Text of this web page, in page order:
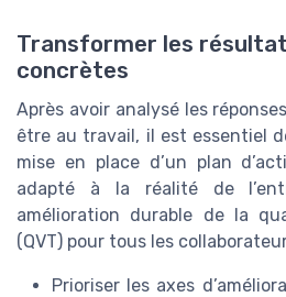
Transformer les
concrètes
Après avoir analysé les
être au travail, il est essentiel
mise en place d’un plan
adapté à la réalité de
amélioration durable de la
(QVT) pour tous les
Prioriser les axes